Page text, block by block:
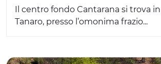
Il centro fondo Cantarana si trova
Tanaro, presso l’omonima frazio...